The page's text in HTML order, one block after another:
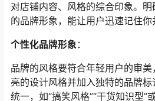
对店铺内容、风格的综合印象。
的品牌形象，能让用户迅速记住你
个性化品牌形象：
品牌的风格要符合年轻用户的审
亮的设计风格并加入独特的品牌
统一，如“搞笑风格”“干货知识型”